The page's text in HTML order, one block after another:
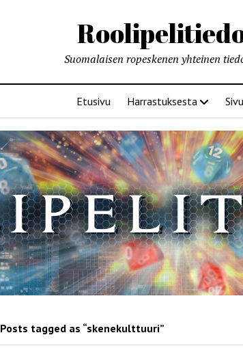
Suomalaisen ropeskenen yhteinen
Etusivu Harrastuksesta
Posts tagged as “skenekulttuuri”